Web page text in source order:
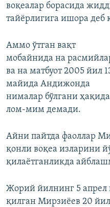
воқеалар борасида
тайёрлигига ишора деб
Аммо ўтган вақт
мобайнида на
ва на матбуот 2005 йил
майида Андижонда
нималар бўлгани ҳақида
лом-мим демади.
Айни пайтда фаоллар
қонли воқеа изларини
қилаётганликда
Жорий йилнинг 5
қилган Мирзиёев 20